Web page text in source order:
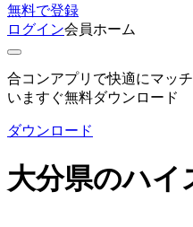
無料で登録
ログイン会員ホーム
合コンアプリで快適にマッ
いますぐ無料ダウンロード
ダウンロード
大分県のハイ